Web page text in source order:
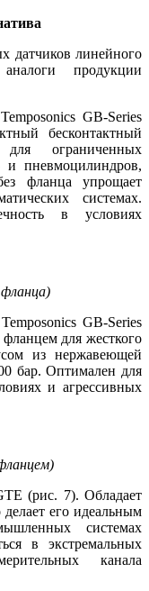
датчиков линейного
продукции
GB-Series
бесконтактный
ограниченных
и пневмоцилиндров,
фланца упрощает
системах.
в условиях
GB-Series
для жесткого
из нержавеющей
бар. Оптимален для
и агрессивных
(рис. 7). Обладает
его идеальным
системах
в экстремальных
канала